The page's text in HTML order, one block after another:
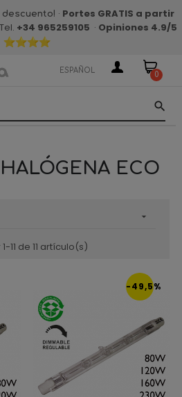
descuento! · Portes GRATIS a partir
+34 965259105 · Opiniones 4.9/5
ESPAÑOL 0
search
ECO

11 de 11 artículo(s)
-49,5%